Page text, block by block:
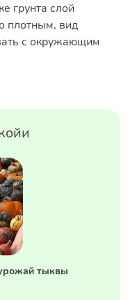
грунта слой
плотным, вид
с окружающим
тыквы